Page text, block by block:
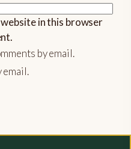
website in this browser
by email.
email.